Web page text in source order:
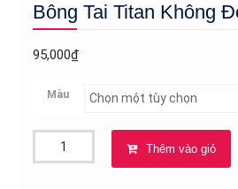
Bông Tai Titan Không
95,000₫
Màu
Tai
Thêm vào giỏ